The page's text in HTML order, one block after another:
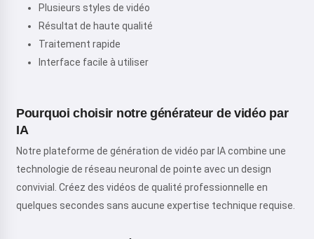
Plusieurs styles de vidéo
Résultat de haute qualité
Traitement rapide
Interface facile à utiliser
Pourquoi choisir notre générateur de vidéo par
IA
Notre plateforme de génération de vidéo par IA combine une
technologie de réseau neuronal de pointe avec un design
convivial. Créez des vidéos de qualité professionnelle en
quelques secondes sans aucune expertise technique requise.